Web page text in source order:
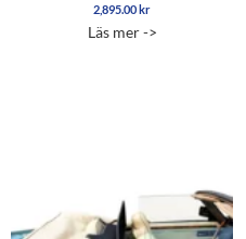
2,895.00kr
Läs mer ->